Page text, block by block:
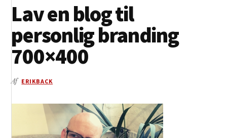
medier
Lav en blog til
personlig branding
700×400
Af ERIKBACK